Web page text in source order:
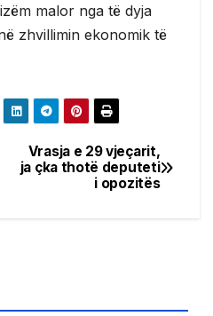
malor nga të dyja
zhvillimin ekonomik të
Vrasja e 29 vjeçarit,
ja çka thotë deputeti
i opozitës